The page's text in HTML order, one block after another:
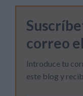
correo
Introduce tu
este blog y